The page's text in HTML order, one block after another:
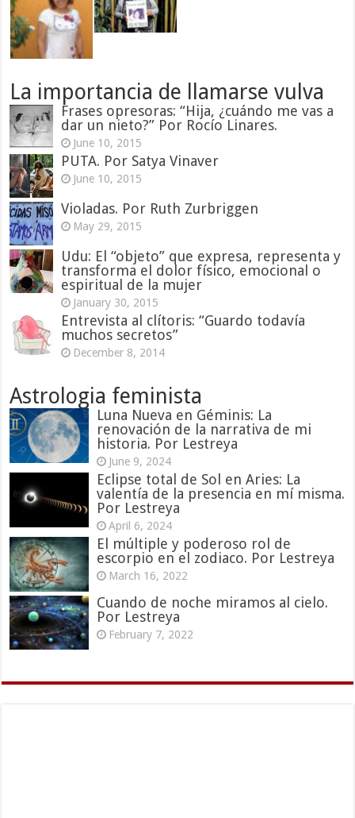
La importancia de llamarse vulva
Frases opresoras: “Hija, ¿cuándo me vas a
dar un nieto?” Por Rocío Linares.
June 10, 2015
PUTA. Por Satya Vinaver
June 10, 2015
Violadas. Por Ruth Zurbriggen
May 29, 2015
Udu: El “objeto” que expresa, representa y
transforma el dolor físico, emocional o
espiritual de la mujer
January 30, 2015
Entrevista al clítoris: “Guardo todavía
muchos secretos”
December 8, 2014
Astrologia feminista
Luna Nueva en Géminis: La
renovación de la narrativa de mi
historia. Por Lestreya
June 9, 2024
Eclipse total de Sol en Aries: La
valentía de la presencia en mí misma.
Por Lestreya
April 6, 2024
El múltiple y poderoso rol de
escorpio en el zodiaco. Por Lestreya
March 16, 2022
Cuando de noche miramos al cielo.
Por Lestreya
February 7, 2022